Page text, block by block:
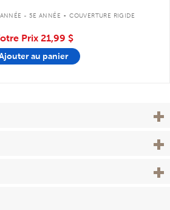
- 5E ANNÉE . COUVERTURE RIGIDE
Prix 21,99 $
au panier
View